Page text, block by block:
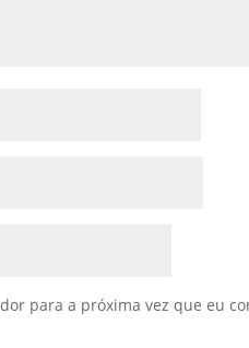
para a próxima vez que eu